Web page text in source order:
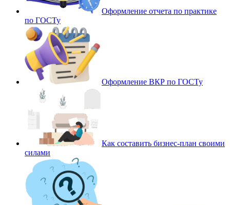
Оформление отчета по практике
по ГОСТу
Оформление ВКР по ГОСТу
Как составить бизнес-план своими
силами